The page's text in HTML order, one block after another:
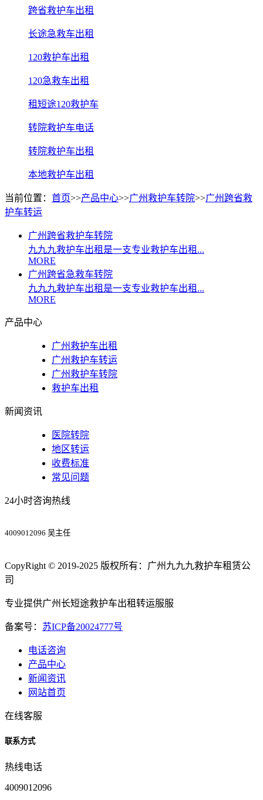
跨省救护车出租
长途急救车出租
120救护车出租
120急救车出租
租短途120救护车
转院救护车电话
转院救护车出租
本地救护车出租
当前位置： 首页>>产品中心>>广州救护车转院>>广州跨省救
护车转运
广州跨省救护车转院
九九九救护车出租是一支专业救护车出租...
MORE
广州跨省急救车转院
九九九救护车出租是一支专业救护车出租...
MORE
产品中心
广州救护车出租
广州救护车转运
广州救护车转院
救护车出租
新闻资讯
医院转院
地区转运
收费标准
常见问题
24小时咨询热线
4009012096 吴主任
CopyRight © 2019-2025 版权所有：广州九九九救护车租赁公
司
专业提供广州长短途救护车出租转运服服
备案号： 苏ICP备20024777号
电话咨询
产品中心
新闻资讯
网站首页
在线客服
联系方式
热线电话
4009012096